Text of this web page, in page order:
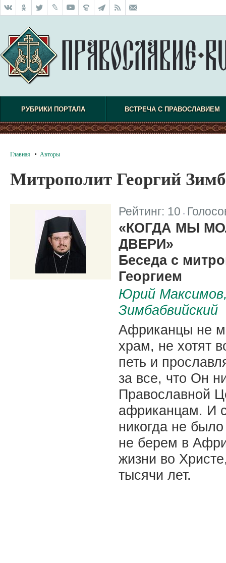
РУБРИКИ ПОРТАЛА ВСТРЕЧА С ПРАВОСЛАВИЕМ
Главная Авторы
Митрополит Георгий
Рейтинг: 10
«КОГДА МЫ
ДВЕРИ»
Беседа с
Георгием
Юрий
Зимбабвийский
Африканцы не
храм, не хотят
петь и
за все, что Он
Православной
африканцам. И
никогда не
не берем в
жизни во
тысячи лет.